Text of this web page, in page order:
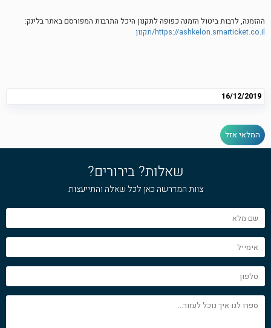
ההזמנה, לרבות ביטול הזמנה כפופה לתקנון היכל התרבות המפורסם באתר בלינק:
https://ashkelon.smarticket.co.il/תקנון
16/12/2019
המלאי אזל
שאלות? בירורים?
צוות המדרשה כאן לכל שאלה והתייעצות
שם
מלא
אימייל
טלפון
ספרו
לנו